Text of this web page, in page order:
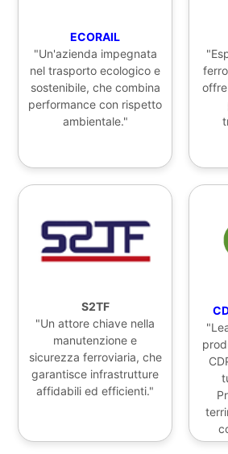
ECORAIL
"Un'azienda impegnata
nel trasporto ecologico e
sostenibile, che combina
performance con rispetto
ambientale."
S2TF
"Un attore chiave nella
manutenzione e
sicurezza ferroviaria, che
garantisce infrastrutture
affidabili ed efficienti."